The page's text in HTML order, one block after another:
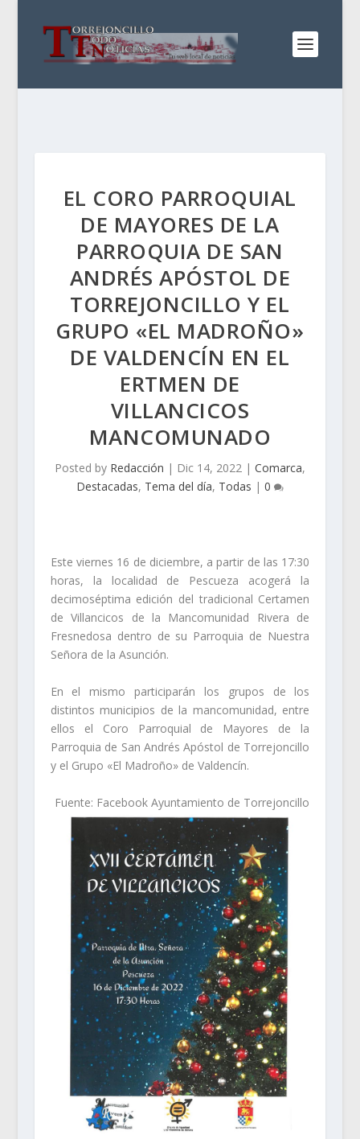
EL CORO PARROQUIAL
DE MAYORES DE LA
PARROQUIA DE SAN
ANDRÉS APÓSTOL DE
TORREJONCILLO Y EL
GRUPO «EL MADROÑO»
DE VALDENCÍN EN EL
ERTMEN DE
VILLANCICOS
MANCOMUNADO
Posted by Redacción | Dic 14, 2022| Comarca,
Destacadas, Tema del día, Todas | 0
Este viernes 16 de diciembre, a partir de las 17:30
horas, la localidad de Pescueza acogerá la
decimoséptima edición del tradicional Certamen
de Villancicos de la Mancomunidad Rivera de
Fresnedosa dentro de su Parroquia de Nuestra
Señora de la Asunción.
En el mismo participarán los grupos de los
distintos municipios de la mancomunidad, entre
ellos el Coro Parroquial de Mayores de la
Parroquia de San Andrés Apóstol de Torrejoncillo
y el Grupo «El Madroño» de Valdencín.
Fuente: Facebook Ayuntamiento de Torrejoncillo